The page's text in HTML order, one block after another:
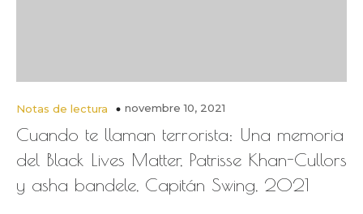
Notas de lectura novembre 10, 2021
Cuando te llaman terrorista: Una memoria
del Black Lives Matter, Patrisse Khan-Cullors
y asha bandele, Capitán Swing, 2021